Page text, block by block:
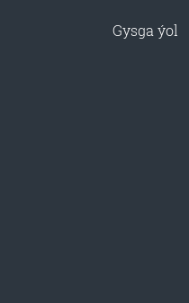
Gysga ýol